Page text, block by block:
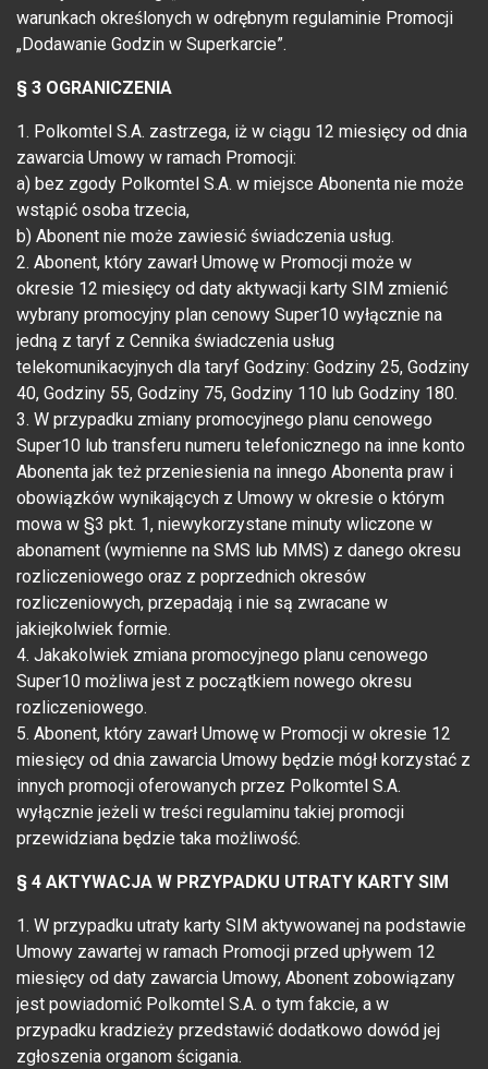
warunkach określonych w odrębnym regulaminie Promocji
„Dodawanie Godzin w Superkarcie”.
§ 3 OGRANICZENIA
1. Polkomtel S.A. zastrzega, iż w ciągu 12 miesięcy od dnia
zawarcia Umowy w ramach Promocji:
a) bez zgody Polkomtel S.A. w miejsce Abonenta nie może
wstąpić osoba trzecia,
b) Abonent nie może zawiesić świadczenia usług.
2. Abonent, który zawarł Umowę w Promocji może w
okresie 12 miesięcy od daty aktywacji karty SIM zmienić
wybrany promocyjny plan cenowy Super10 wyłącznie na
jedną z taryf z Cennika świadczenia usług
telekomunikacyjnych dla taryf Godziny: Godziny 25, Godziny
40, Godziny 55, Godziny 75, Godziny 110 lub Godziny 180.
3. W przypadku zmiany promocyjnego planu cenowego
Super10 lub transferu numeru telefonicznego na inne konto
Abonenta jak też przeniesienia na innego Abonenta praw i
obowiązków wynikających z Umowy w okresie o którym
mowa w §3 pkt. 1, niewykorzystane minuty wliczone w
abonament (wymienne na SMS lub MMS) z danego okresu
rozliczeniowego oraz z poprzednich okresów
rozliczeniowych, przepadają i nie są zwracane w
jakiejkolwiek formie.
4. Jakakolwiek zmiana promocyjnego planu cenowego
Super10 możliwa jest z początkiem nowego okresu
rozliczeniowego.
5. Abonent, który zawarł Umowę w Promocji w okresie 12
miesięcy od dnia zawarcia Umowy będzie mógł korzystać z
innych promocji oferowanych przez Polkomtel S.A.
wyłącznie jeżeli w treści regulaminu takiej promocji
przewidziana będzie taka możliwość.
§ 4 AKTYWACJA W PRZYPADKU UTRATY KARTY SIM
1. W przypadku utraty karty SIM aktywowanej na podstawie
Umowy zawartej w ramach Promocji przed upływem 12
miesięcy od daty zawarcia Umowy, Abonent zobowiązany
jest powiadomić Polkomtel S.A. o tym fakcie, a w
przypadku kradzieży przedstawić dodatkowo dowód jej
zgłoszenia organom ścigania.